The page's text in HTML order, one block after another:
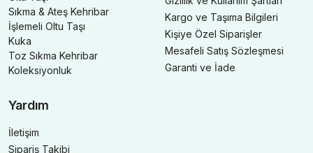
Sıkma & Ateş Kehribar
İşlemeli Oltu Taşı
Kuka
Toz Sıkma Kehribar
Koleksiyonluk
Kargo ve Taşıma Bilgileri
Kişiye Özel Siparişler
Mesafeli Satış Sözleşmesi
Garanti ve İade
Yardım
İletişim
Sipariş Takibi